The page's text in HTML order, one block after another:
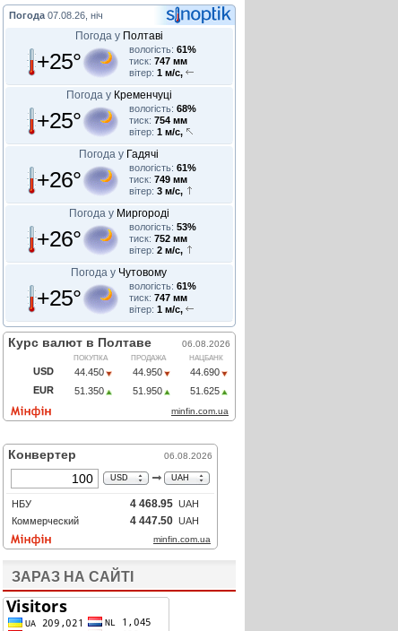
Погода 07.08.26, ніч
Погода у Полтаві
+25° вологість: 61%
тиск: 747 мм
вітер: 1 м/с,
Погода у Кременчуці
+25° вологість: 68%
тиск: 754 мм
вітер: 1 м/с,
Погода у Гадячі
+26° вологість: 61%
тиск: 749 мм
вітер: 3 м/с,
Погода у Миргороді
+26° вологість: 53%
тиск: 752 мм
вітер: 2 м/с,
Погода у Чутовому
+25° вологість: 61%
тиск: 747 мм
вітер: 1 м/с,
ЗАРАЗ НА САЙТІ